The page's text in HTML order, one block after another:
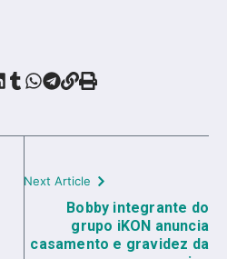
Next Article
Bobby integrante do
grupo iKON anuncia
casamento e gravidez da